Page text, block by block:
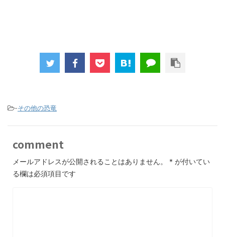
-その他の恐竜
comment
メールアドレスが公開されることはありません。 * が付いてい
る欄は必須項目です